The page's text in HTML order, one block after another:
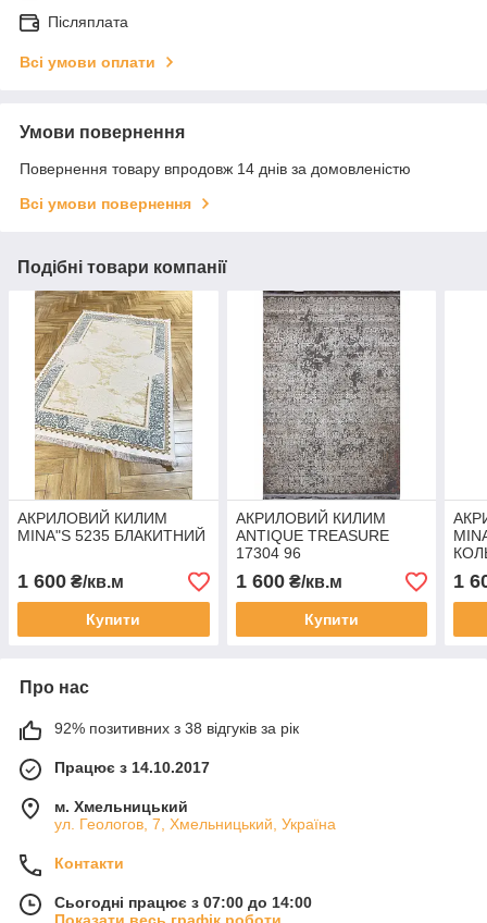
Післяплата
Всі умови оплати
Умови повернення
Повернення товару впродовж 14 днів за домовленістю
Всі умови повернення
Подібні товари компанії
АКРИЛОВИЙ КИЛИМ
MINA"S 5235 БЛАКИТНИЙ
1 600 ₴/кв.м
Купити
АКРИЛОВИЙ КИЛИМ
ANTIQUE TREASURE
17304 96
1 600₴/кв.м
Купити
1
Про нас
92% позитивних з 38 відгуків за рік
Працює з 14.10.2017
м. Хмельницький
ул. Геологов, 7, Хмельницький, Україна
Контакти
Сьогодні працює з 07:00 до 14:00